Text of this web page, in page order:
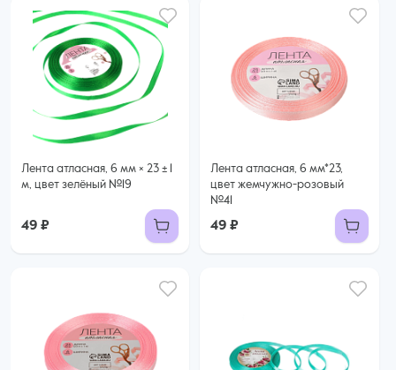
Лента атласная, 6 мм × 23 ± 1
м, цвет зелёный №19
49 ₽
Лента атласная, 6 мм*23,
цвет жемчужно-розовый
№41
49 ₽